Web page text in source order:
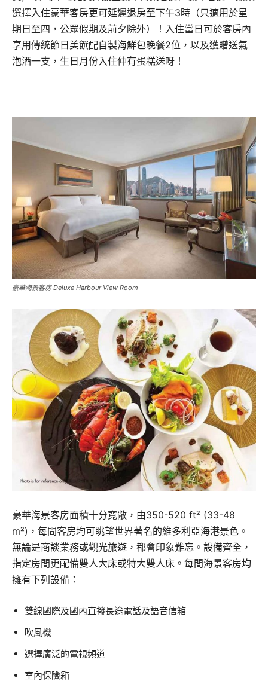
選擇入住豪華客房更可延遲退房至下午3時（只適用於星
期日至四，公眾假期及前夕除外）！入住當日可於客房內
享用傳統節日美饌配自製海鮮包晚餐2位 ，以及獲贈送氣
泡酒一支，生日月份入住仲有蛋糕送呀！
豪華海景客房 Deluxe Harbour View Room
豪華海景客房面積十分寬敞，由350-520 ft² (33-48
m²)，每間客房均可眺望世界著名的維多利亞海港景色。
無論是商談業務或觀光旅遊，都會印象難忘。設備齊全，
指定房間更配備雙人大床或特大雙人床。每間海景客房均
擁有下列設備：
雙線國際及國內直撥長途電話及語音信箱
吹風機
選擇廣泛的電視頻道
室內保險箱